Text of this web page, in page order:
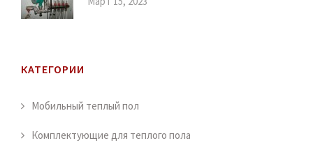
КАТЕГОРИИ
Мобильный теплый пол
Комплектующие для теплого пола